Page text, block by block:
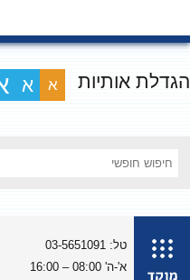
אותיות א א א
טל: 03-5651091
א'-ה' 08:00 – 16:00